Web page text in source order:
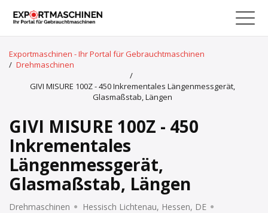
Exportmaschinen - Ihr Portal für Gebrauchtmaschinen
/ Drehmaschinen
/
GIVI MISURE 100Z - 450 Inkrementales Längenmessgerät,
Glasmaßstab, Längen
GIVI MISURE 100Z - 450
Inkrementales
Längenmessgerät,
Glasmaßstab, Längen
Drehmaschinen
Hessisch Lichtenau, Hessen, DE